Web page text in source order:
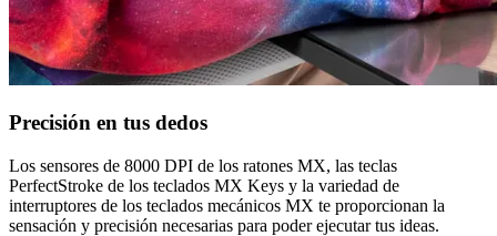
Precisión en tus dedos
Los sensores de 8000 DPI de los ratones MX, las teclas
PerfectStroke de los teclados MX Keys y la variedad de
interruptores de los teclados mecánicos MX te proporcionan la
sensación y precisión necesarias para poder ejecutar tus ideas.